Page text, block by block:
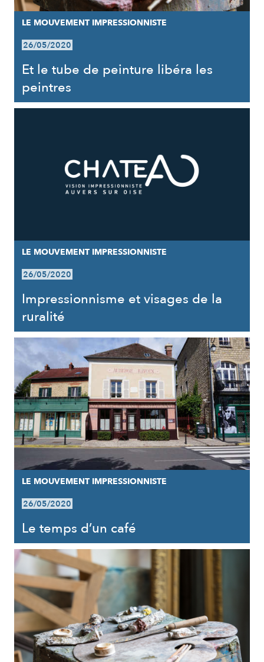
LE MOUVEMENT IMPRESSIONNISTE
26/05/2020
Et le tube de peinture libéra les
peintres
LE MOUVEMENT IMPRESSIONNISTE
26/05/2020
Impressionnisme et visages de la
ruralité
LE MOUVEMENT IMPRESSIONNISTE
26/05/2020
Le temps d’un café